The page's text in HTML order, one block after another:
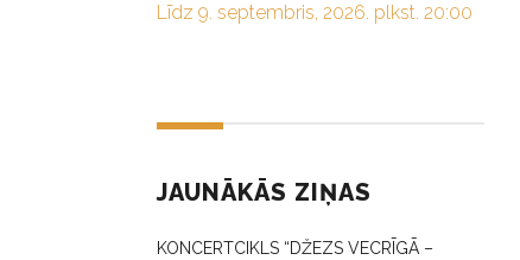
Līdz 9. septembris, 2026. plkst. 20:00
JAUNĀKĀS ZIŅAS
KONCERTCIKLS “DŽEZS VECRĪGĀ –